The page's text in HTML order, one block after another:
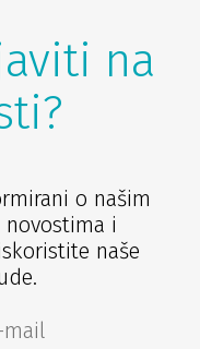
na
o našim
i
naše